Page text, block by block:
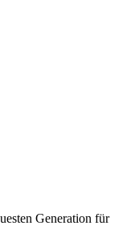
Generation für